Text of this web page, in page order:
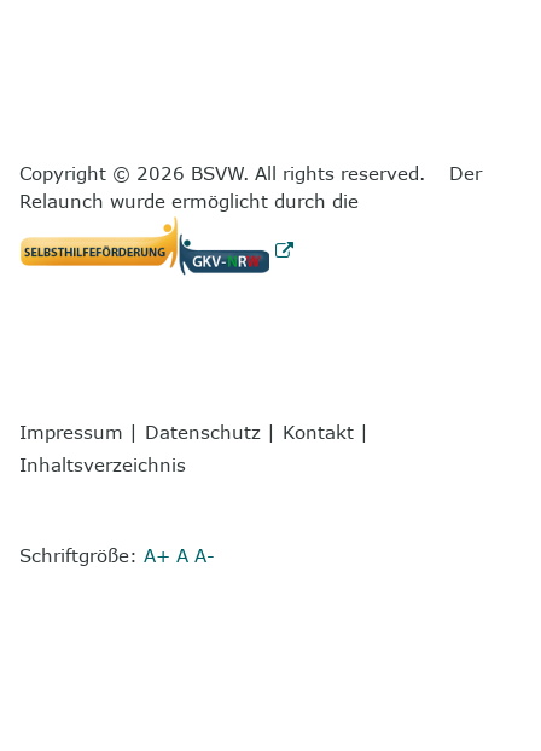
Copyright © 2026 BSVW. All rights reserved. Der
Relaunch wurde ermöglicht durch die
Impressum | Datenschutz | Kontakt |
Inhaltsverzeichnis
Schriftgröße: A+ A A-